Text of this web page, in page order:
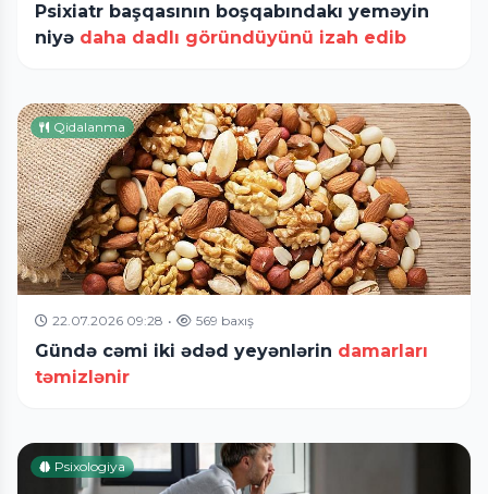
Psixiatr başqasının boşqabındakı yeməyin
niyə daha dadlı göründüyünü izah edib
Qidalanma
22.07.2026 09:28 • 569 baxış
Gündə cəmi iki ədəd yeyənlərin damarları
təmizlənir
Psixologiya